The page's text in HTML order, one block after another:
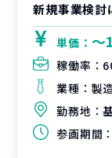
新規事業検討
単価： 〜
稼働率：
業種： 製
勤務地：
参画期間：